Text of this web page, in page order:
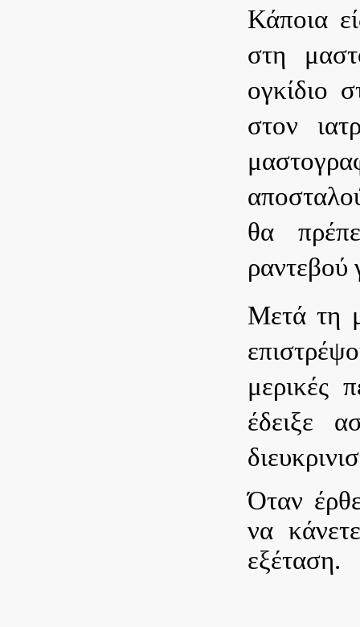
Κάποια
στη
ογκίδιο
στον
θα
ραντεβού
Μετά τη
μερικές
έδειξε
Όταν
να
εξέταση.